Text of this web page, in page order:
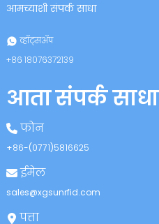
आमच्याशी संपर्क साधा
व्हॉट्सॲप
+८६ १८०७६३७२१३९
आता संपर्क साधा
फोन
+८६-(०७७१)५८१६६२५
ईमेल
sales@xgsunrfid.com
पत्ता